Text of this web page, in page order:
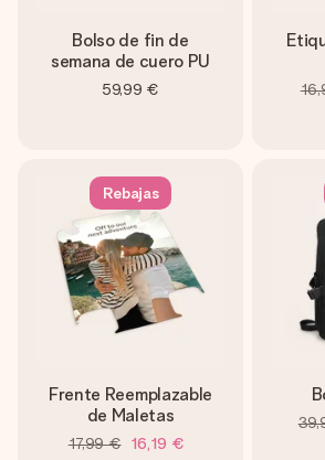
Bolso de fin de
semana de cuero PU
59,99 €
Rebajas
Frente Reemplazable
de Maletas
17,99 € 16,19 €